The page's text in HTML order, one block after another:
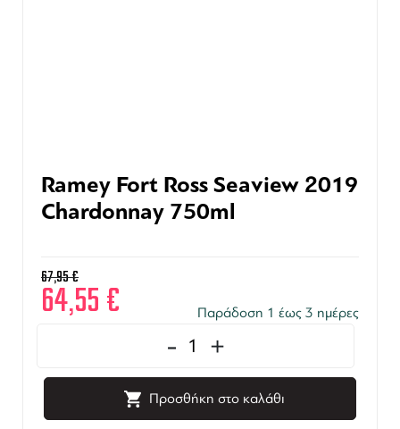
Ramey Fort Ross Seaview 2019
Chardonnay 750ml
67,95€
64,55 € Παράδοση 1 έως 3 ημέρες
- +
Προσθήκη στο καλάθι